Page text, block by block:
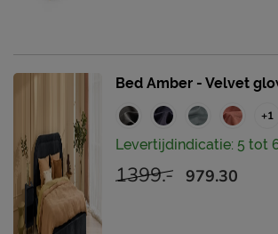
Bed Amber - Velvet
+1
Levertijdindicatie: 5 tot
1399.- 979.30